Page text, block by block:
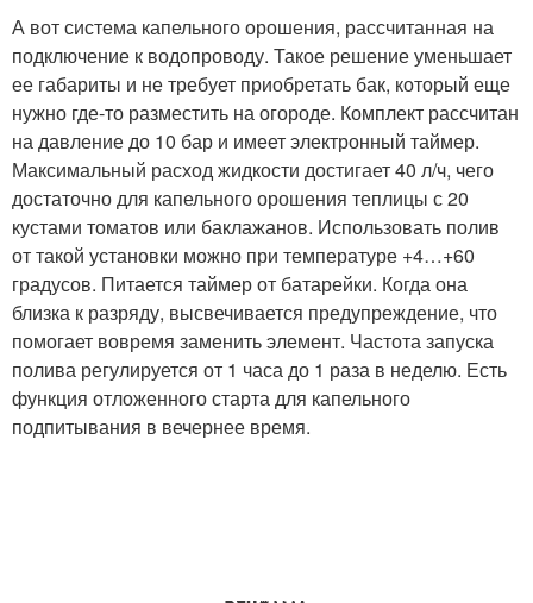
А вот система капельного орошения, рассчитанная на
подключение к водопроводу. Такое решение уменьшает
ее габариты и не требует приобретать бак, который еще
нужно где-то разместить на огороде. Комплект рассчитан
на давление до 10 бар и имеет электронный таймер.
Максимальный расход жидкости достигает 40 л/ч, чего
достаточно для капельного орошения теплицы с 20
кустами томатов или баклажанов. Использовать полив
от такой установки можно при температуре +4…+60
градусов. Питается таймер от батарейки. Когда она
близка к разряду, высвечивается предупреждение, что
помогает вовремя заменить элемент. Частота запуска
полива регулируется от 1 часа до 1 раза в неделю. Есть
функция отложенного старта для капельного
подпитывания в вечернее время.